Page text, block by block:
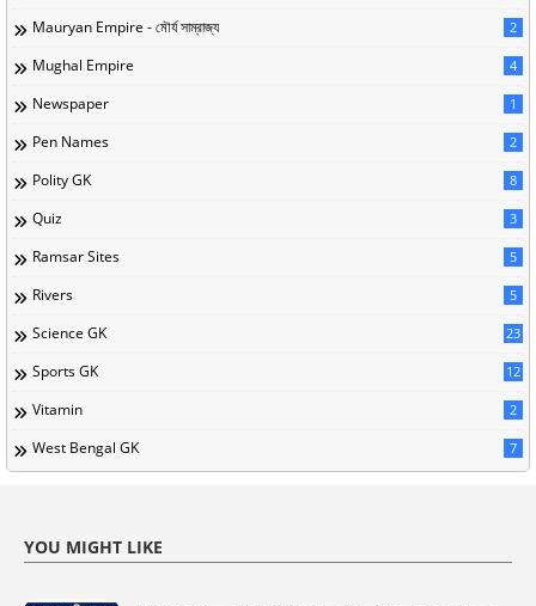
Mauryan Empire - মৌর্য সাম্রাজ্য 2
Mughal Empire 4
Newspaper 1
Pen Names 2
Polity GK 8
Quiz 3
Ramsar Sites 5
Rivers 5
Science GK 23
Sports GK 12
Vitamin 2
West Bengal GK 7
YOU MIGHT LIKE